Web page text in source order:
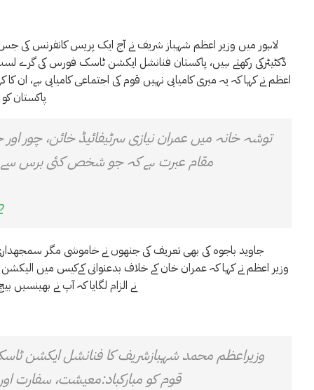
لاہور میں وزیر اعظم شہباز شریف نے آج ایک پریس کانفرنس کی
ڈکٹیٹرکی رکھتے ہیں، پاکستان فنانشل ایکشن ٹاسک فورس کی گرے
اعظم نے کہا کہ یہ میری کامیابی نہیں قوم کی اجتماعی کامیابی ہے، ان کا
پاکستان
توشہ خانہ میں عمران نیازی سرٹیفائیڈ خائن، چور
مقام عبرت ہے کہ جو شخص کئی برس سے
جاوید باجوہ کی بھی تعریف کی جنھوں نے خاموشی مگر سمجھداری
وزیر اعظم نے کہا کہ عمران خان کے خلاف بدعنوانی کےکیس میں الیکشن
نے الزام لگایا کہ آپ نے بھینسیں بیچ کر 23 لاکھ روپے قومی خزانے میں ڈالے مگر دوسری جانب کروڑوں کے
وزیراعظم محمد شہبازشریف کا فنانشل ایکشن
قوم کو مبارکباد:معیشت، سفارت